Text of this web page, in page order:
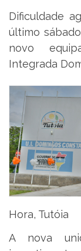
Dificuldade
último
novo
Integrada
Hora, Tutóia
A nova